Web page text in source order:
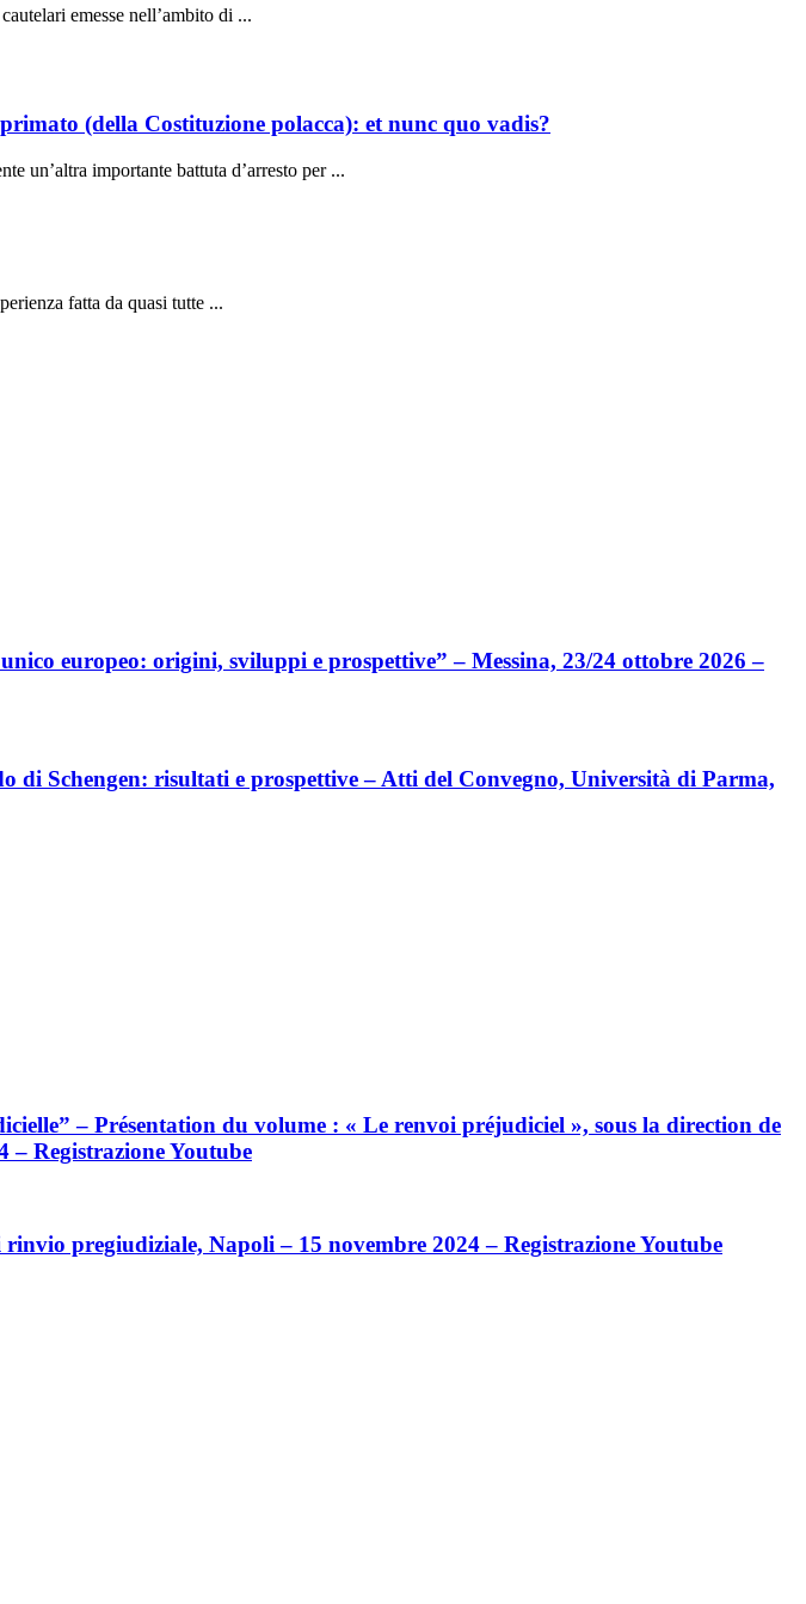
emesse nell’ambito di
(della Costituzione polacca): et nunc quo vadis?
un’altra importante battuta d’arresto per
fatta da quasi tutte
europeo: origini, sviluppi e prospettive” – Messina, 23/24 ottobre 2026 –
Schengen: risultati e prospettive – Atti del Convegno, Università di Parma,
– Présentation du volume : « Le renvoi préjudiciel », sous la direction de
– Registrazione Youtube
pregiudiziale, Napoli – 15 novembre 2024 – Registrazione Youtube